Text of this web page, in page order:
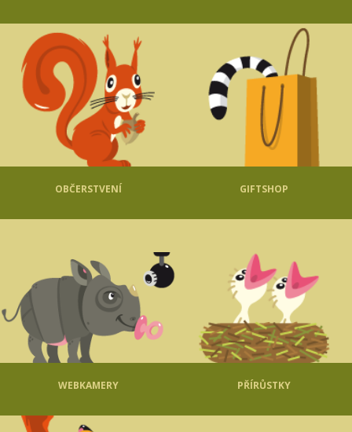
OBČERSTVENÍ GIFTSHOP
WEBKAMERY PŘÍRŮSTKY